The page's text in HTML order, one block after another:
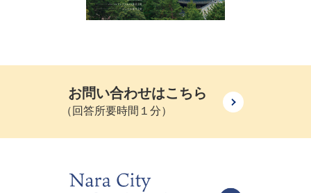
お問い合わせはこちら
（回答所要時間１分）